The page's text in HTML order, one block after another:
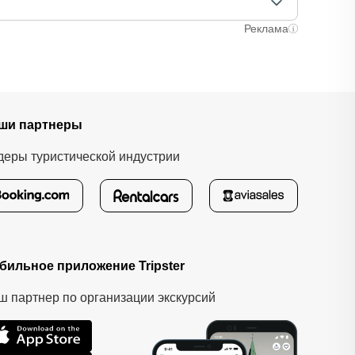
Реклама
партнеры
туристической индустрии
приложение Tripster
партнер по организации экскурсий